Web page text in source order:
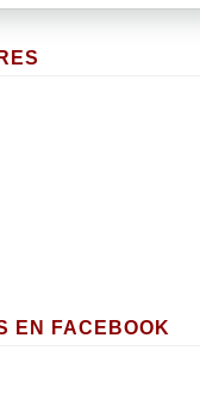
EN FACEBOOK